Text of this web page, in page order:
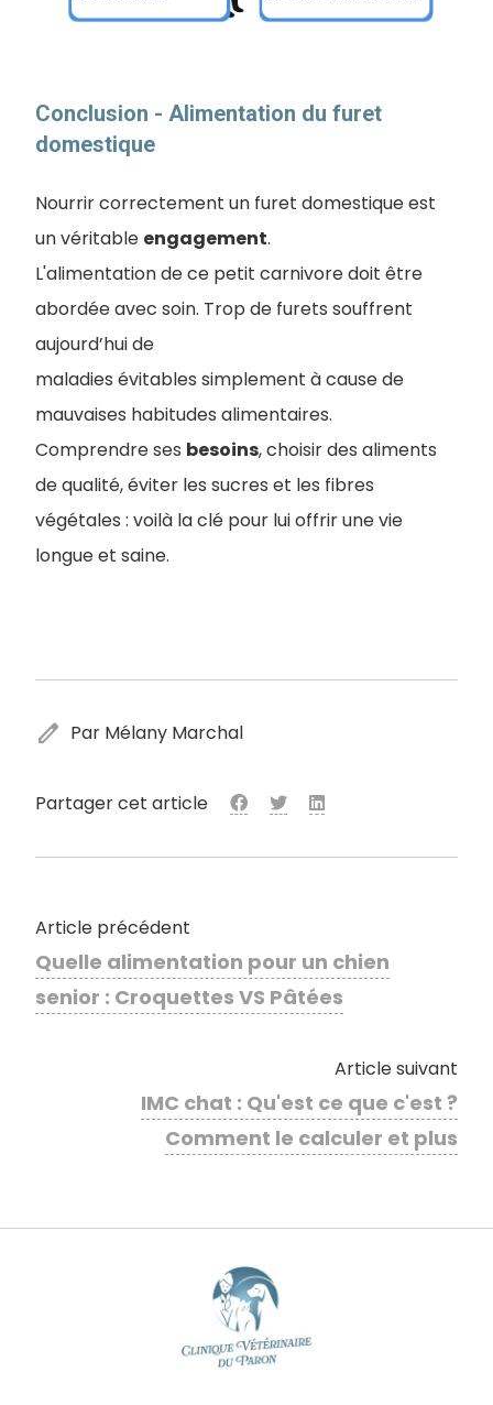
Conclusion - ​Alimentation du furet
domestique
Nourrir correctement un furet domestique est
un véritable engagement.
L'alimentation de ce petit carnivore doit être
abordée avec soin. Trop de furets souffrent
aujourd’hui de
maladies évitables simplement à cause de
mauvaises habitudes alimentaires.
Comprendre ses besoins, choisir des aliments
de qualité, éviter les sucres et les fibres
végétales : voilà la clé pour lui offrir une vie
longue et saine.
edit Par Mélany Marchal
Partager cet article
Article précédent
Quelle alimentation pour un chien
senior : Croquettes VS Pâtées
Article suivant
IMC chat : Qu'est ce que c'est ?
Comment le calculer et plus